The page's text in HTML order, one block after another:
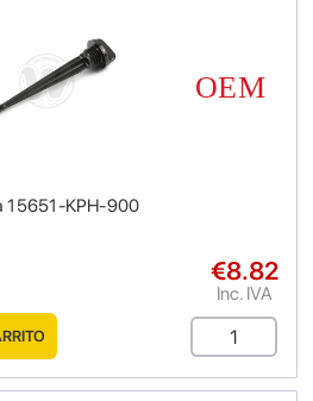
15651-KPH-900
€8.82
Inc. IVA